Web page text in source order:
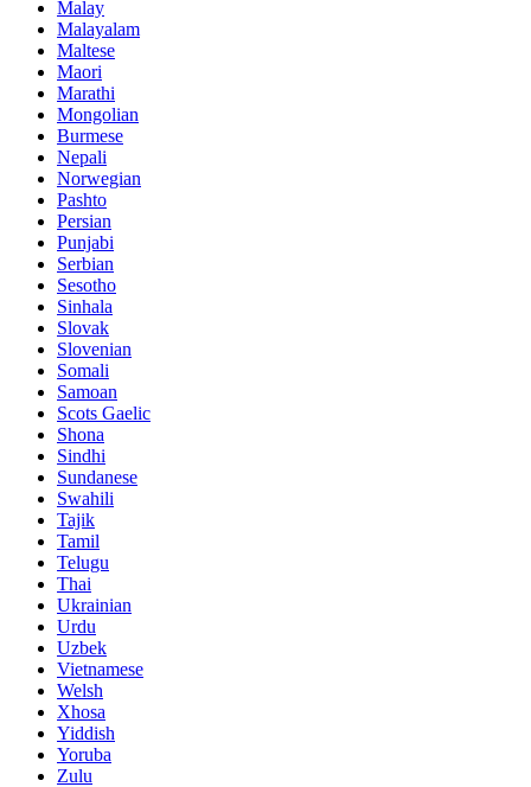
Malay
Malayalam
Maltese
Maori
Marathi
Mongolian
Burmese
Nepali
Norwegian
Pashto
Persian
Punjabi
Serbian
Sesotho
Sinhala
Slovak
Slovenian
Somali
Samoan
Scots Gaelic
Shona
Sindhi
Sundanese
Swahili
Tajik
Tamil
Telugu
Thai
Ukrainian
Urdu
Uzbek
Vietnamese
Welsh
Xhosa
Yiddish
Yoruba
Zulu